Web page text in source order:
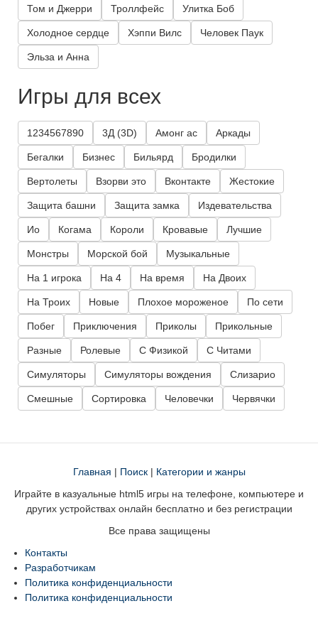
Том и Джерри Троллфейс Улитка Боб
Холодное сердце Хэппи Вилс Человек Паук
Эльза и Анна
Игры для всех
1234567890 3Д (3D) Амонг ас Аркады
Бегалки Бизнес Бильярд Бродилки
Вертолеты Взорви это Вконтакте Жестокие
Защита башни Защита замка Издевательства
Ио Когама Короли Кровавые Лучшие
Монстры Морской бой Музыкальные
На 1 игрока На 4 На время На Двоих
На Троих Новые Плохое мороженое По сети
Побег Приключения Приколы Прикольные
Разные Ролевые С Физикой С Читами
Симуляторы Симуляторы вождения Слизарио
Смешные Сортировка Человечки Червячки
Главная | Поиск| Категории и жанры
Играйте в казуальные html5 игры на телефоне, компьютере и
других устройствах онлайн бесплатно и без регистрации
Все права защищены
Контакты
Разработчикам
Политика конфиденциальности
Политика конфиденциальности